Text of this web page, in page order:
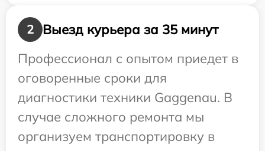
2
Выезд курьера за 35 минут
Профессионал с опытом приедет в
оговоренные сроки для
диагностики техники Gaggenau. В
случае сложного ремонта мы
организуем транспортировку в